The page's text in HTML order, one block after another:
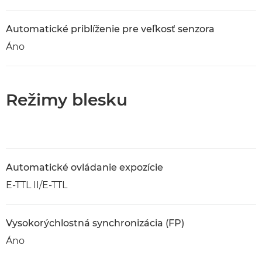
Automatické priblíženie pre veľkosť senzora
Áno
Režimy blesku
Automatické ovládanie expozície
E-TTL II/E-TTL
Vysokorýchlostná synchronizácia (FP)
Áno